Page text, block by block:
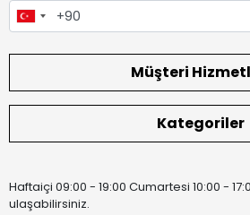
Müşteri
Kategoriler
Haftaiçi 09:00 - 19:00 Cumartesi 10:00 -
ulaşabilirsiniz.